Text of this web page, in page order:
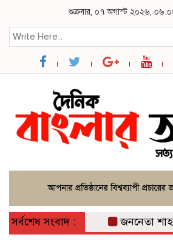
শুক্রবার, ০৭ অগাস্ট ২০২৬,
সর্বশেষ সংবাদ : জননেতা